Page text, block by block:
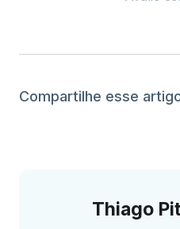
Compartilhe esse
Thiago